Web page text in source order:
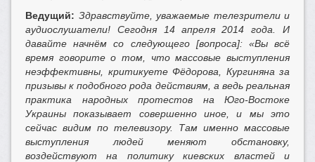
Ведущий: Здравствуйте, уважаемые телезрители и
аудиослушатели! Сегодня 14 апреля 2014 года. И
давайте начнём со следующего [вопроса]: «Вы всё
время говорите о том, что массовые выступления
неэффективны, критикуете Фёдорова, Кургиняна за
призывы к подобного рода действиям, а ведь реальная
практика народных протестов на Юго-Востоке
Украины показывает совершенно иное, и мы это
сейчас видим по телевизору. Там именно массовые
выступления людей меняют обстановку,
воздействуют на политику киевских властей и